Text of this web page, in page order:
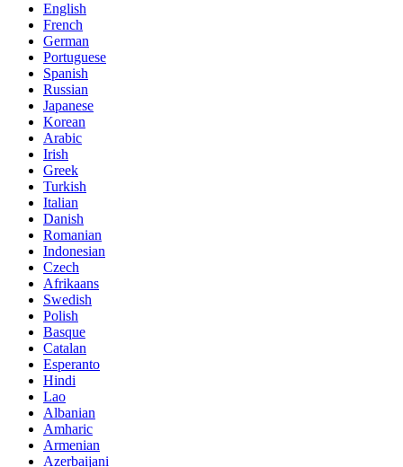
English
French
German
Portuguese
Spanish
Russian
Japanese
Korean
Arabic
Irish
Greek
Turkish
Italian
Danish
Romanian
Indonesian
Czech
Afrikaans
Swedish
Polish
Basque
Catalan
Esperanto
Hindi
Lao
Albanian
Amharic
Armenian
Azerbaijani